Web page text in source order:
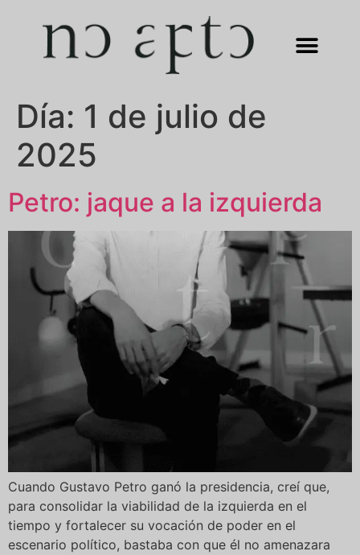
Día: 1 de julio de
2025
Petro: jaque a la izquierda
Cuando Gustavo Petro ganó la presidencia, creí que,
para consolidar la viabilidad de la izquierda en el
tiempo y fortalecer su vocación de poder en el
escenario político, bastaba con que él no amenazara